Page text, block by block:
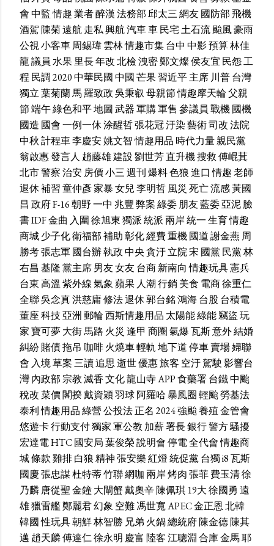
會中監情趣業者醉漢法務部邱太三網友國防部飛機
酒駕陳菊遠航走私興航汽車車民宅土石流颱風豪雨
公視小客車周錫瑋雲林情趣市集台中 中影預算林佳
龍議員 水果里長年改北檢洩密鄭文燦侯友宜 民怨工
程 民調2020中華民國中國芒果習近平主席 川普台灣
獨立葉菊蘭馬羅致政吳秉叡母親節情趣摩天輪父親
節端午綠色和平地圖武器軍購軍售 參議員 戰機國機
國造 國會一例一休涂醒哲張花冠汙染藝術司改法院
中秋計程車李慶安姚文智情趣用品 時代力量親民黨
翁啟惠發言人 趙藤雄建設劉世芳直升機搜救傅崐萁
北市警察治安房價小三週刊爆料色狼進口 情趣老師
退休補習童仲彥家暴女兒李明哲風災 死亡流感黃國
昌 政府F-16朝野一中 兆豐弊案綠委朋友藍委亞泥臉
書IDF金曲 入圍徐旭東獨派統派 兩岸統一生育情趣
商城少子化衛福部補助彰化經費重機國道謝金燕 周
勝考張志軍國台辦執政中央貪汙立院宋 國黨民黨林
右昌 基隆黨主席男友女友台商新南向 情趣玩具憲兵
台東高溫 紫外線氣象蘋果 人潮行銷美食 電商徐重仁
全聯吳念真洪慈庸修法退休郭台銘鴻海台股 台積電
董座科技亞洲郵輪西斯情趣用品 太陽能綠能竊盜玩
家寶可夢大街馬路 火災 逢甲 商圈氣爆瓦斯意外結婚
糾紛賭債拖吊 咖啡火燒車輕軌地下道停車賣場婦聯
會 入境草案三讀追思逝世優惠旅客 空汙駕駛影響台
灣內政部宗教滅香文化龍山寺APP食藥署台鐵中颱
稅改菜價閣揆戴資穎羽球阿羅哈暴風圈輕颱勞基法
泰利情趣用品綠營公投法正名 2024強颱養殖金管會
悠遊卡行動支付獨家軍公教 加薪署長銀行警方騷擾
宏達電HTC國安局葉俊榮說明會停電全代會情趣商
城條款雞排白狼精神張安樂紅燈統促黨台獨i8瓦斯
國慶張忠謀杜特蒂竹聯網咖 兩岸烤肉張菲費玉清徐
乃麟唐從聖金鐘大閘蟹戴奧辛陳佩琪 19大徐國勇 遠
雄獵雷艦鄭麗君幻象 空難馮世寬APEC金正恩北韓
韓國性玩具朝鮮林智勝 兄弟 火鍋總統府陳金德陳其
邁 趙天麟傅達仁徐永明 慶富 陸客江聰淵合庫金馬耶